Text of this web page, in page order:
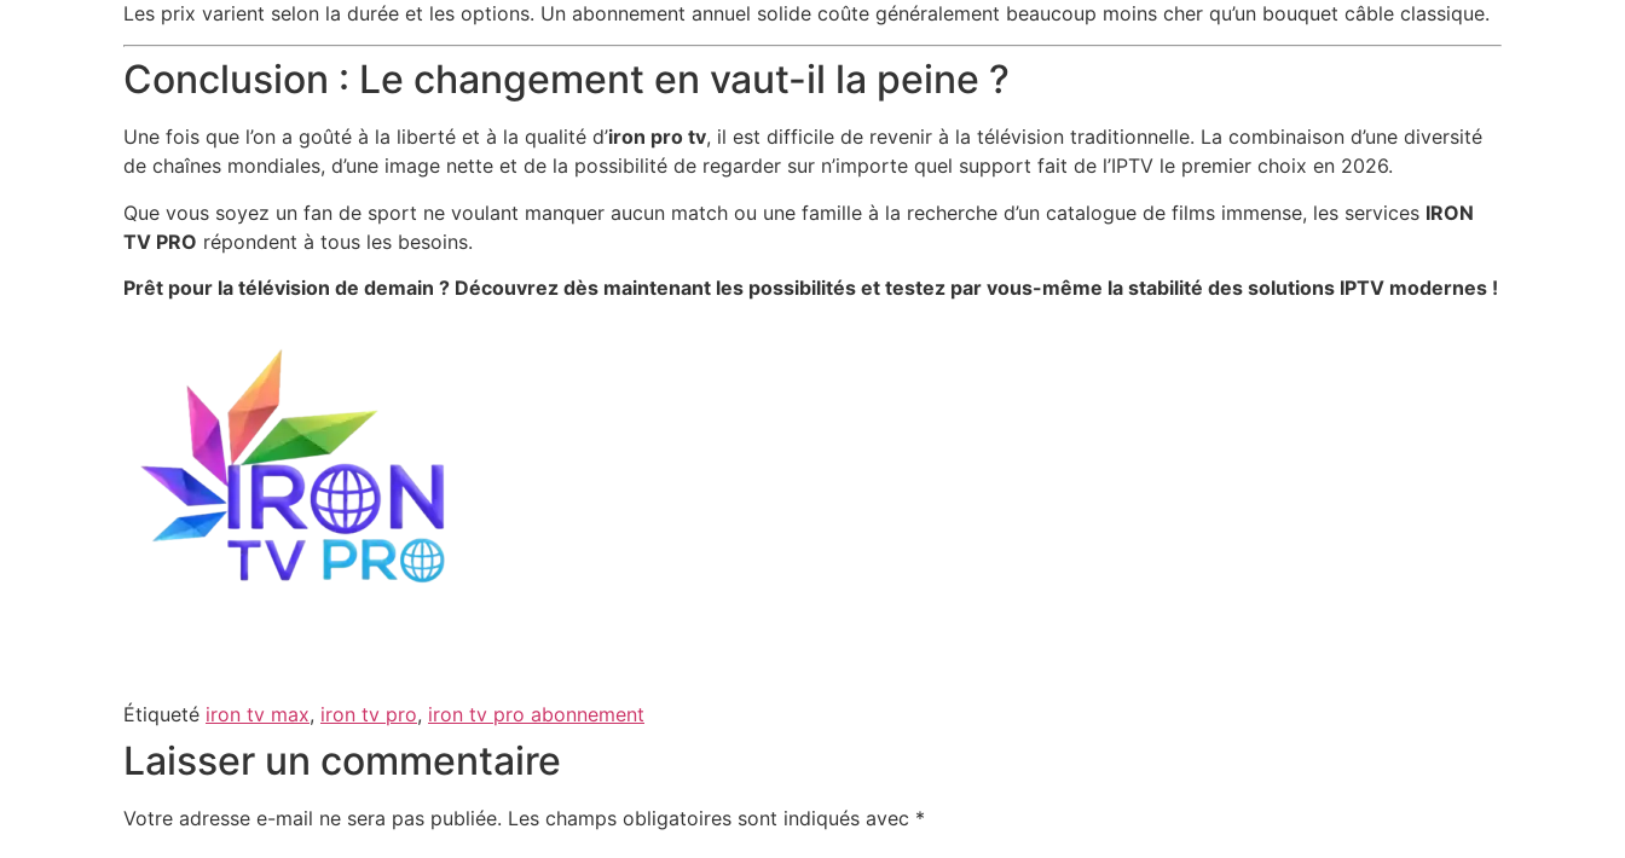
Les prix varient selon la durée et les options. Un abonnement annuel solide coûte généralement beaucoup moins cher qu’un bouquet câble classique.
Conclusion : Le changement en vaut-il la peine ?
Une fois que l’on a goûté à la liberté et à la qualité d’iron pro tv, il est difficile de revenir à la télévision traditionnelle. La combinaison d’une diversité
de chaînes mondiales, d’une image nette et de la possibilité de regarder sur n’importe quel support fait de l’IPTV le premier choix en 2026.
Que vous soyez un fan de sport ne voulant manquer aucun match ou une famille à la recherche d’un catalogue de films immense, les services IRON
TV PRO répondent à tous les besoins.
Prêt pour la télévision de demain ? Découvrez dès maintenant les possibilités et testez par vous-même la stabilité des solutions IPTV modernes !
Étiqueté iron tv max, iron tv pro, iron tv pro abonnement
Laisser un commentaire
Votre adresse e-mail ne sera pas publiée. Les champs obligatoires sont indiqués avec *